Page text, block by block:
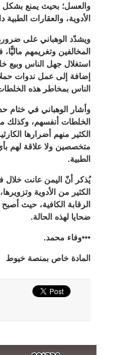
والعسل؛ بحيث يمنع بشكل
الأدوية، والعقارات
ويشدّد الوهباني على
المخالفين وتغريمهم
استغلال جهل الناس وبيع
إضافة إلى عمل ندوات
الناس بمخاطر هذه
وأشار الوهباني في ختام
الخلطات أنفسهم، وكذلك
الكثير منهم أضرارها
متخصصين ولا علاقة لهم
الطبية.
يُذكر أنّ اليمن عانت
الكثير من الأدوية
الرقابة الكافية، حيث
ضحايا لهذه الحالة.
•••وفاء محمد.
المادة خاص بمنصة خيوط